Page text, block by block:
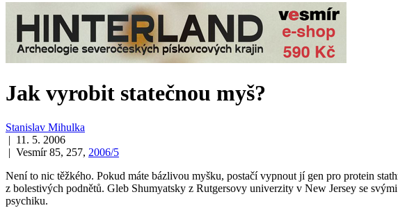
Jak vyrobit statečnou myš?
Stanislav Mihulka
| 11. 5. 2006
| Vesmír 85, 257, 2006/5
Není to nic těžkého. Pokud máte bázlivou myšku, postačí vypnout jí gen pro protein
z bolestivých podnětů. Gleb Shumyatsky z Rutgersovy univerzity v New Jersey se
psychiku.